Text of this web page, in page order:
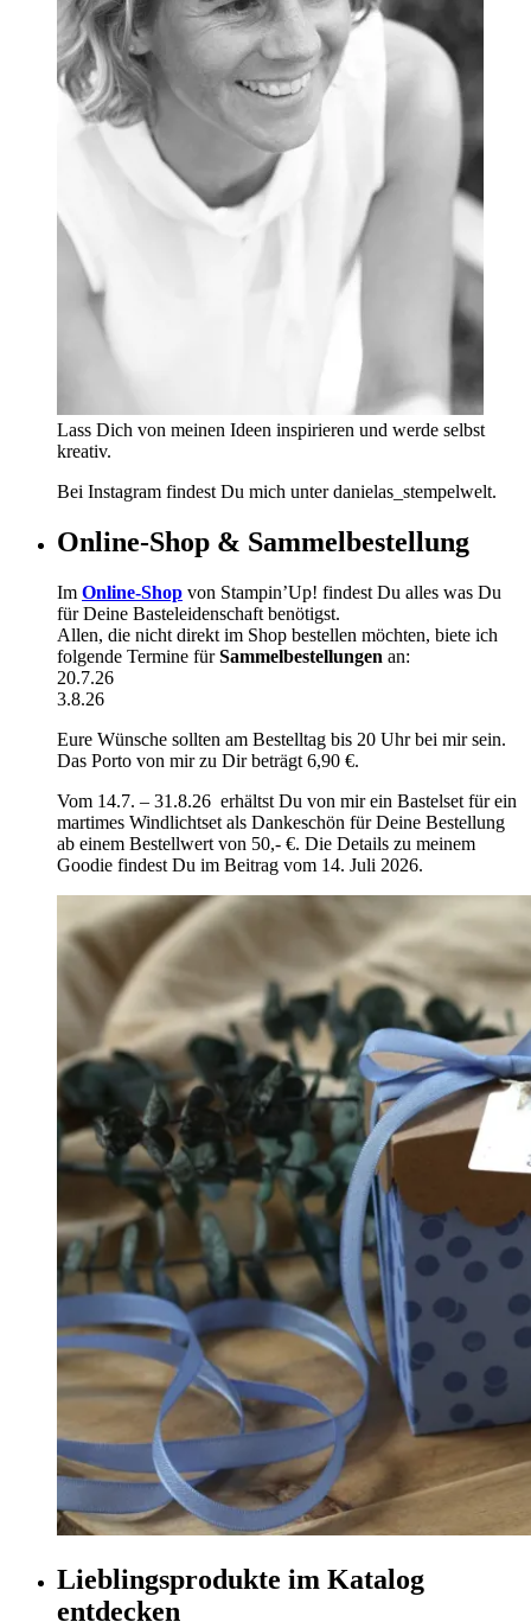
Lass Dich von meinen Ideen inspirieren und werde selbst
kreativ.
Bei Instagram findest Du mich unter danielas_stempelwelt.
Online-Shop & Sammelbestellung
Im Online-Shop von Stampin’Up! findest Du alles was Du
für Deine Basteleidenschaft benötigst.
Allen, die nicht direkt im Shop bestellen möchten, biete ich
folgende Termine fürSammelbestellungen an:
20.7.26
3.8.26
Eure Wünsche sollten am Bestelltag bis 20 Uhr bei mir sein.
Das Porto von mir zu Dir beträgt 6,90 €.
Vom 14.7. – 31.8.26 erhältst Du von mir ein Bastelset für ein
martimes Windlichtset als Dankeschön für Deine Bestellung
ab einem Bestellwert von 50,- €. Die Details zu meinem
Goodie findest Du im Beitrag vom 14. Juli 2026.
Lieblingsprodukte im Katalog
entdecken